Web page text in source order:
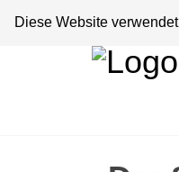
Diese Website